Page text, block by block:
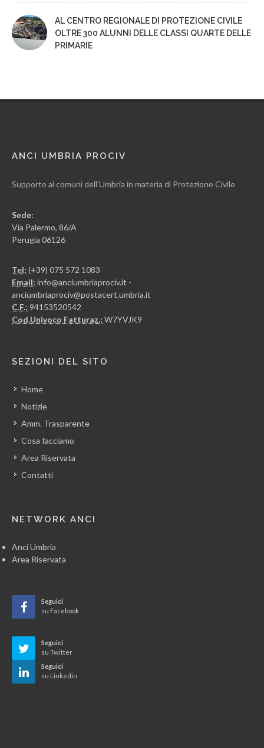
AL CENTRO REGIONALE DI PROTEZIONE CIVILE
OLTRE 300 ALUNNI DELLE CLASSI QUARTE DELLE
PRIMARIE
ANCI UMBRIA PROCIV
Supporto ai comuni dell'Umbria in materia di Protezione Civile
Sede:
Via Palermo, 86/A
Perugia 06126
Tel: (+39) 075 572 1083
Email: info@anciumbriaprociv.it -
anciumbriaprociv@postacert.umbria.it
C.F.: 94153520542
Cod.Univoco Fatturaz.: W7YVJK9
SEZIONI DEL SITO
Home
Notizie
Amm. Trasparente
Cosa facciamo
Area Riservata
Contatti
NETWORK ANCI
Anci Umbria
Area Riservata
Seguici
su Facebook
Seguici
su Twitter
Seguici
su Linkedin